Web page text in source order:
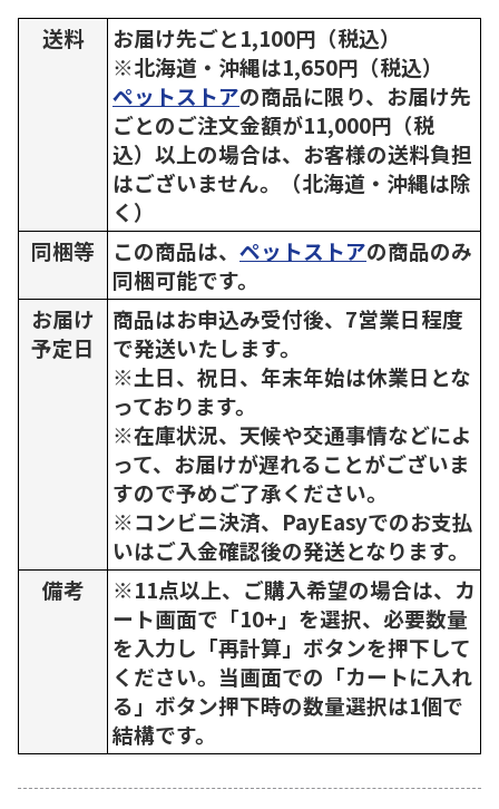
送料
お届け先ごと1,100円（税込）
※北海道・沖縄は1,650円（税込）
ペットストアの商品に限り、お届け先
ごとのご注文金額が11,000円（税
込）以上の場合は、お客様の送料負担
はございません。（北海道・沖縄は除
く）
同梱等
この商品は、 ペットストアの商品のみ
同梱可能です。
お届け
予定日
商品はお申込み受付後、7営業日程度
で発送いたします。
※土日、祝日、年末年始は休業日とな
っております。
※在庫状況、天候や交通事情などによ
って、お届けが遅れることがございま
すので予めご了承ください。
※コンビニ決済、PayEasyでのお支払
いはご入金確認後の発送となります。
備考
※11点以上、ご購入希望の場合は、カ
ート画面で「10+」を選択、必要数量
を入力し「再計算」ボタンを押下して
ください。当画面での「カートに入れ
る」ボタン押下時の数量選択は1個で
結構です。